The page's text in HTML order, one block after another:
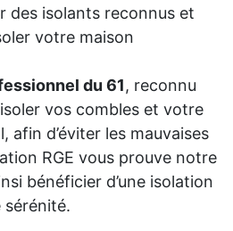
des isolants reconnus et
votre maison
du 61, reconnu
vos combles et votre
afin d’éviter les mauvaises
RGE vous prouve notre
bénéficier d’une isolation
sérénité.